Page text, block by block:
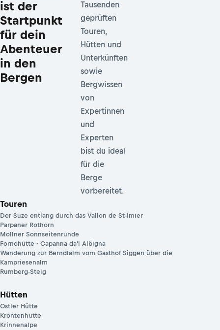
ist der
Startpunkt
für dein
Abenteuer
in den
Bergen
Tausenden
geprüften
Touren,
Hütten und
Unterkünften
sowie
Bergwissen
von
Expertinnen
und
Experten
bist du ideal
für die
Berge
vorbereitet.
Touren
Der Suze entlang durch das Vallon de St-Imier
Parpaner Rothorn
Mollner Sonnseitenrunde
Fornohütte - Capanna da'l Albigna
Wanderung zur Berndlalm vom Gasthof Siggen über die
Kampriesenalm
Rumberg-Steig
Hütten
Ostler Hütte
Kröntenhütte
Krinnenalpe